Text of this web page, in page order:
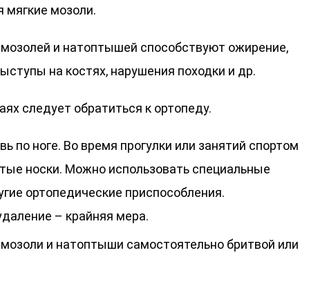
мягкие мозоли.
и натоптышей способствуют ожирение,
на костях, нарушения походки и др.
следует обратиться к ортопеду.
по ноге. Во время прогулки или занятий спортом
носки. Можно использовать специальные
ортопедические приспособления.
– крайняя мера.
и натоптыши самостоятельно бритвой или